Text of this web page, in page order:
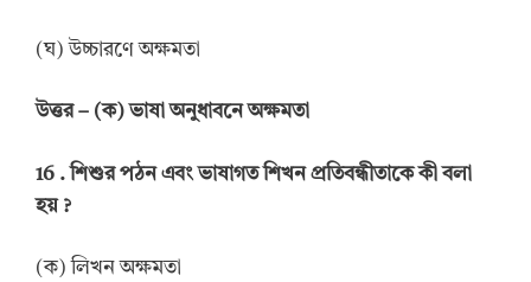
(ঘ) উচ্চারণে অক্ষমতা
উত্তর– (ক) ভাষা অনুধাবনে অক্ষমতা
16 .শিশুর পঠন এবং ভাষাগত শিখন প্রতিবন্ধীতাকে কী বলা
হয় ?
(ক) লিখন অক্ষমতা